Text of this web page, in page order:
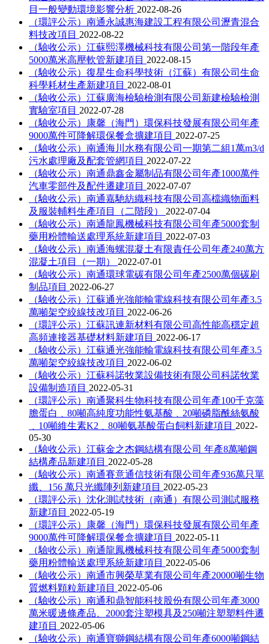
目一般變動環境影響分析 2022-08-26
（環評公示）南通永誠惠海建設工程有限公司瀝青混合
料技改項目 2022-08-22
（驗收公示）江蘇熙澤機械科技有限公司第一階段年產
5000萬米高壓軟管新建項目 2022-08-15
（驗收公示）復星生命科學技術（江蘇）有限公司生命
科學耗材生產新建項目 2022-08-01
（驗收公示）江蘇廣海檢驗檢測有限公司新建檢驗檢測
實驗室項目 2022-07-28
（驗收公示）康馨（海門）環保科技發展有限公司年產
9000萬件可降解環保餐盒擴建項目 2022-07-25
（驗收公示）南通海川水務有限公司一期第二組1萬m3/d
污水處理廠及配套管網項目 2022-07-22
（驗收公示）南通鼎鑫金屬制品有限公司年產1000萬件
汽車零部件及配件遷建項目 2022-07-07
（驗收公示）南通嘉馳紡織科技有限公司高檔織物面料
及服裝輔料生產項目（二階段） 2022-07-04
（驗收公示）南通龍鳳機械科技有限公司年產5000套制
藥用粉體輸送處理系統新建項目 2022-07-03
（驗收公示）南通海螺混凝土有限責任公司年產240萬方
混凝土項目（一期） 2022-07-01
（驗收公示）南通環球電碳有限公司年產2500萬個碳刷
制品項目 2022-06-27
（驗收公示）江蘇通光強能輸電線科技有限公司年產3.5
萬噸架空絞線技改項目 2022-06-26
（環評公示）江蘇訊連新材料有限公司高性能高穩定超
高頻連接器基礎材料新建項目 2022-06-17
（驗收公示）江蘇通光強能輸電線科技有限公司年產3.5
萬噸架空絞線技改項目 2022-06-02
（驗收公示）江蘇科諾牧業設備技術有限公司科諾牧業
設備制造項目 2022-05-31
（環評公示）南通聚科生物科技有限公司年產100千克藻
膽蛋白﹑80噸高純度功能性氨基酸﹑20噸磷脂酰絲氨酸
﹑10噸維生素K2﹑80噸氨基酸蛋白飼料新建項目 2022-
05-30
（驗收公示）江蘇金之杰鋼結構有限公司 年產8萬噸鋼
結構產品新建項目 2022-05-28
（驗收公示）南通賽意通信技術有限公司年產936萬只單
纖、156 萬只光纖陣列新建項目 2022-05-23
（環評公示）沈化測試技術（南通）有限公司測試服務
新建項目 2022-05-19
（環評公示）康馨（海門）環保科技發展有限公司年產
9000萬件可降解環保餐盒擴建項目 2022-05-11
（驗收公示）南通龍鳳機械科技有限公司年產5000套制
藥用粉體輸送處理系統新建項目 2022-05-06
（驗收公示）南通市興榮草業有限公司年產20000噸生物
質燃料顆粒新建項目 2022-05-06
（驗收公示）南通和鼎智能科技股份有限公司年產3000
萬米暖邊條產品、2000套注塑模具及250噸注塑塑料件遷
建項目 2022-05-06
（驗收公示）南通寶獅鋼結構有限公司年產6000噸鋼結